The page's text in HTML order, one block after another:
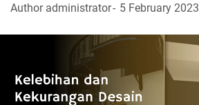
Author administrator 5 February 2023